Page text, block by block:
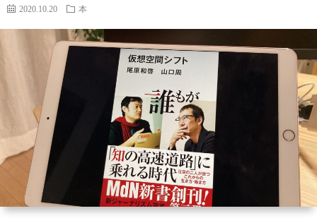
ー
ル
HP
マ
ガ
筆
セ
ミ
ナ
ー・
講
2020.10.20 本